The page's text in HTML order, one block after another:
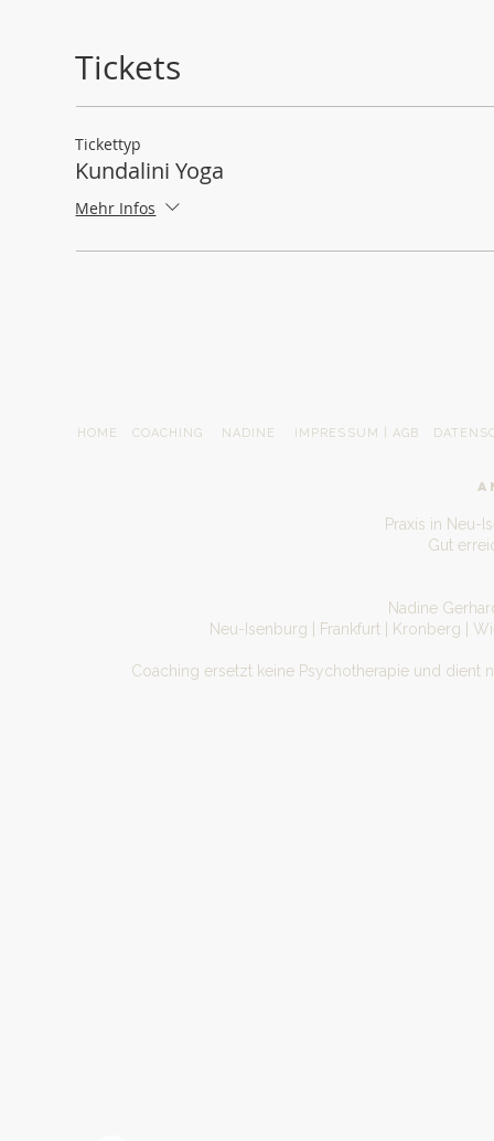
Tickets
Tickettyp
Kundalini Yoga
Mehr Infos
HOME COACHING NADINE IMPRESSUM | AGB
Praxis in Neu-
Gut
Nadine
Neu-Isenburg | Frankfurt | Kronberg |
Coaching ersetzt keine Psychotherapie und dient